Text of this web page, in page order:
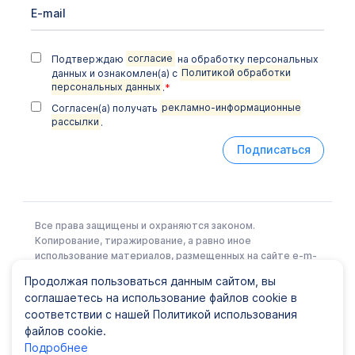
Подтверждаю согласие на обработку персональных
данных и ознакомлен(а) с Политикой обработки
персональных данных .*
Согласен(а) получать рекламно-информационные
рассылки .
Подписаться
Все права защищены и охраняются законом.
Копирование, тиражирование, а равно иное
использование материалов, размещенных на сайте e-m-
Правообладателя.
Политика конфиденциальности
Продолжая пользоваться данным сайтом, вы
соглашаетесь на использование файлов cookie в
соответствии с нашей Политикой использования
файлов cookie.
Подробнее